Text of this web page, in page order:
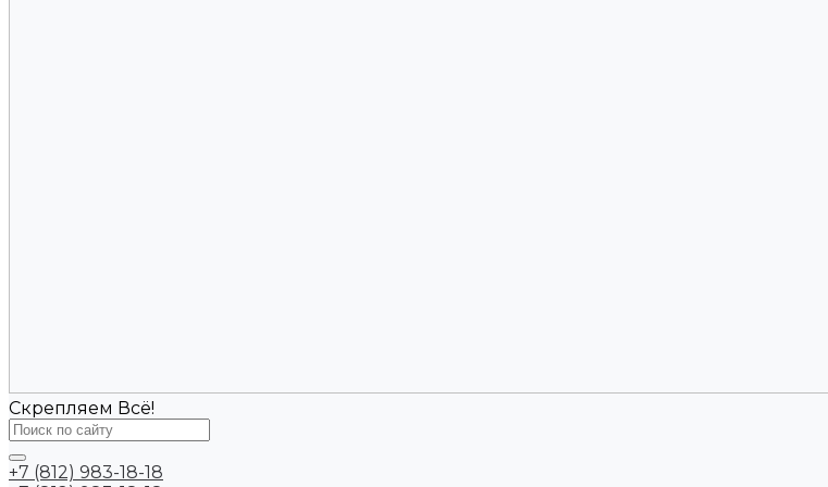
Скрепляем Всё!
+7 (812) 983-18-18